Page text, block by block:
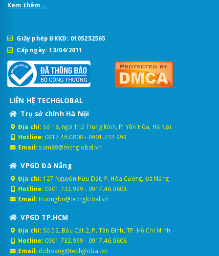
Xem thêm...
Giấy phép ĐKKD: 0105252565
Cấp ngày: 13/04/2011
LIÊN HỆ TECHGLOBAL
Trụ sở chính Hà Nội
Địa chỉ: Số 18, ngõ 112 Trung Kính, P. Yên Hòa, Hà Nội.
Hotline: 0917.46.0808- 0901.732.999
Email: sam89@techglobal.vn
VPGD Đà Nẵng
Địa chỉ: 127 Nguyễn Hữu Dật, P. Hòa Cường, Đà Nẵng
Hotline: 0901.732.999 - 0917.46.0808
Email: truongbn@techglobal.vn
VPGD TP.HCM
Địa chỉ: Số 52, Bàu Cát 2, P. Tân Bình, TP. Hồ Chí Minh
Hotline: 0901.732.999 - 0917.46.0808
Email: dohoang@techglobal.vn